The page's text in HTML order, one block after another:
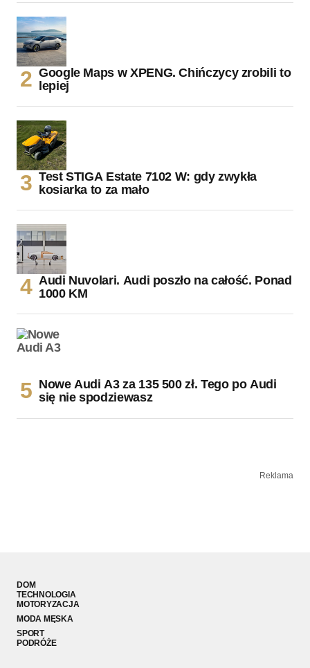
Google Maps w XPENG. Chińczycy zrobili to
lepiej
Test STIGA Estate 7102 W: gdy zwykła
kosiarka to za mało
Audi Nuvolari. Audi poszło na całość. Ponad
1000 KM
Nowe Audi A3 za 135 500 zł. Tego po Audi
się nie spodziewasz
Reklama
DOM
TECHNOLOGIA
MOTORYZACJA
MODA MĘSKA
SPORT
PODRÓŻE